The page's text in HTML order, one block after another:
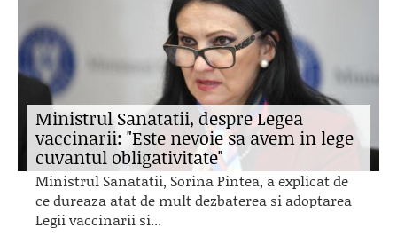
Ministrul Sanatatii, despre Legea
vaccinarii: "Este nevoie sa avem in lege
cuvantul obligativitate"
Ministrul Sanatatii, Sorina Pintea, a explicat de
ce dureaza atat de mult dezbaterea si adoptarea
Legii vaccinarii si...